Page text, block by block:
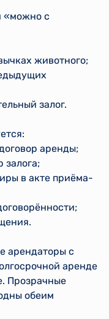
«можно с
животного;
залог.
аренды;
залога;
в акте приёма-
арендаторы с
аренде
Прозрачные
обеим